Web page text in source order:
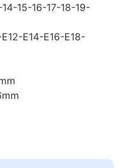
15-16-17-18-19-
E14-E16-E18-